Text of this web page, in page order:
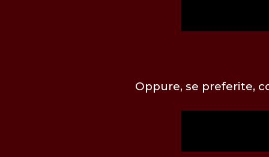
Oppure, se preferite,